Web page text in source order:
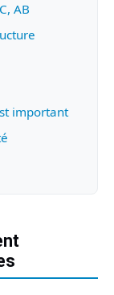
AB
important